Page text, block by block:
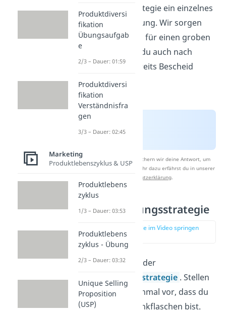
Wettbewerbsstrategie ein einzelnes
Video zur Verfügung. Wir sorgen
aber jetzt erstmal für einen groben
Überblick, damit du auch nach
diesem Skript bereits Bescheid
weißt.
Nach Beantwortung speichern wir deine Antwort, um
Studyflix zu verbessern. Mehr dazu erfährst du in unserer
Datenschutzerklärung
Differenzierungsstrategie
zur Stelle im Video springen
(01:34)
Beginnen wir mit der
Differenzierungsstrategie . Stellen
wir uns wieder einmal vor, dass du
Hersteller der Trinkflaschen bist.
Produktdiversi
fikation
Übungsaufgab
e
2/3 – Dauer: 01:59
Produktdiversi
fikation
Verständnisfra
gen
3/3 – Dauer: 02:45
Marketing
Produktlebenszyklus & USP
Produktlebens
zyklus
1/3 – Dauer: 03:53
Produktlebens
zyklus - Übung
2/3 – Dauer: 03:32
Unique Selling
Proposition
(USP)